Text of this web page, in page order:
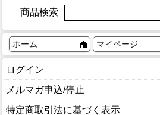
商品検索
ホーム マイページ
ログイン
メルマガ申込/停止
特定商取引法に基づく表示